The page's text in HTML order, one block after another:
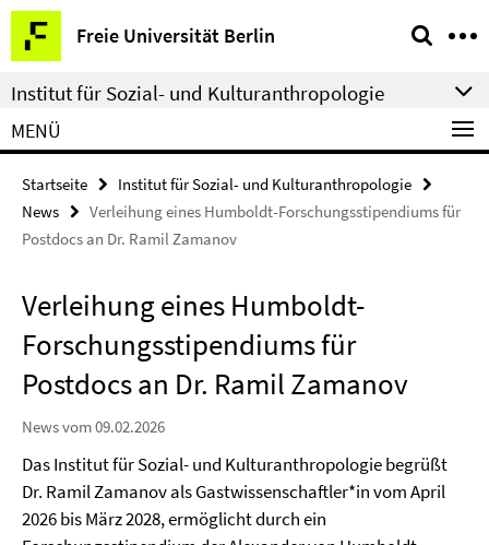
Springe
direkt
zu
Inhalt
Freie Universität Berlin
Service-
Navigation
Institut für Sozial- und Kulturanthropologie
MENÜ
Startseite
Institut für Sozial- und Kulturanthropologie
News
Verleihung eines Humboldt-Forschungsstipendiums für
Postdocs an Dr. Ramil Zamanov
Verleihung eines Humboldt-
Forschungsstipendiums für
Postdocs an Dr. Ramil Zamanov
News vom 09.02.2026
Das Institut für Sozial- und Kulturanthropologie begrüßt
Dr. Ramil Zamanov als Gastwissenschaftler*in vom April
2026 bis März 2028, ermöglicht durch ein